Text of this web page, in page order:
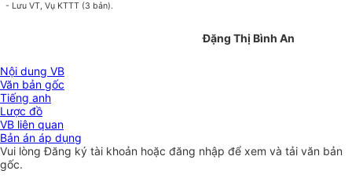
- Lưu VT, Vụ KTTT (3 bản).
Đặng Thị Bình An
Nội dung VB
Văn bản gốc
Tiếng anh
Lược đồ
VB liên quan
Bản án áp dụng
Vui lòngĐăng ký tài khoản hoặc đăng nhập để xem và tải văn bản
gốc.